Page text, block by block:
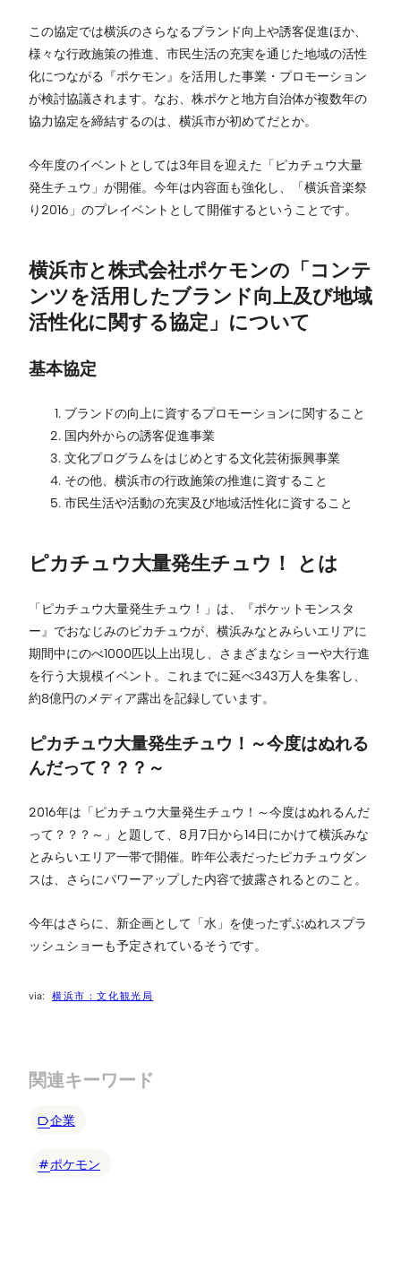
この協定では横浜のさらなるブランド向上や誘客促進ほか、
様々な行政施策の推進、市民生活の充実を通じた地域の活性
化につながる『ポケモン』を活用した事業・プロモーション
が検討協議されます。なお、株ポケと地方自治体が複数年の
協力協定を締結するのは、横浜市が初めてだとか。
今年度のイベントとしては3年目を迎えた「ピカチュウ大量
発生チュウ」が開催。今年は内容面も強化し、「横浜音楽祭
り2016」のプレイベントとして開催するということです。
横浜市と株式会社ポケモンの「コンテ
ンツを活用したブランド向上及び地域
活性化に関する協定」について
基本協定
ブランドの向上に資するプロモーションに関すること
国内外からの誘客促進事業
文化プログラムをはじめとする文化芸術振興事業
その他、横浜市の行政施策の推進に資すること
市民生活や活動の充実及び地域活性化に資すること
ピカチュウ大量発生チュウ！ とは
「ピカチュウ大量発生チュウ！」は、『ポケットモンスタ
ー』でおなじみのピカチュウが、横浜みなとみらいエリアに
期間中にのべ1000匹以上出現し、さまざまなショーや大行進
を行う大規模イベント。これまでに延べ343万人を集客し、
約8億円のメディア露出を記録しています。
ピカチュウ大量発生チュウ！～今度はぬれる
んだって？？？～
2016年は「ピカチュウ大量発生チュウ！～今度はぬれるんだ
って？？？～」と題して、8月7日から14日にかけて横浜みな
とみらいエリア一帯で開催。昨年公表だったピカチュウダン
スは、さらにパワーアップした内容で披露されるとのこと。
今年はさらに、新企画として「水」を使ったずぶぬれスプラ
ッシュショーも予定されているそうです。
横浜市：文化観光局
関連キーワード
企業
ポケモン